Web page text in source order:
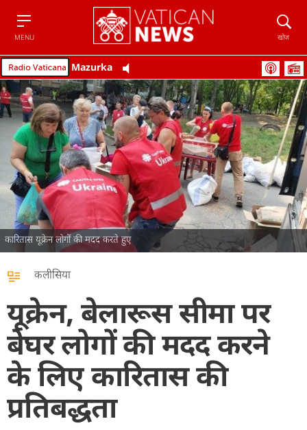
MENU खोज
Mazurka
कारितास यूक्रेन लोगों की मदद करते हुए
कलीसिया
यूक्रेन, बेलारूस सीमा पर
बेघर लोगों की मदद करने
के लिए कारितास की
प्रतिबद्धता